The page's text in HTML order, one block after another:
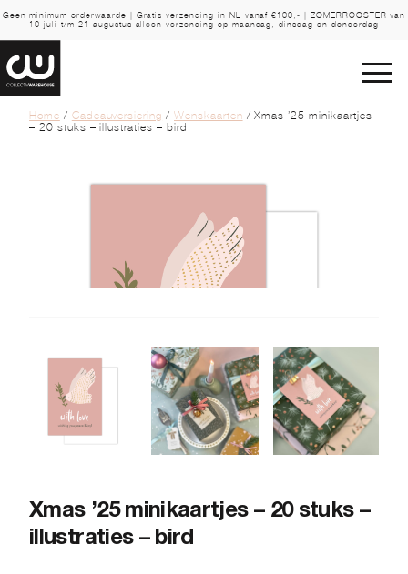
Geen minimum orderwaarde | Gratis verzending in NL vanaf €100,- | ZOMERROOSTER van
10 juli t/m 21 augustus alleen verzending op maandag, dinsdag en donderdag
Home / Cadeauversiering / Wenskaarten / Xmas ’25 minikaartjes
– 20 stuks – illustraties – bird
Xmas ’25 minikaartjes – 20 stuks –
illustraties – bird